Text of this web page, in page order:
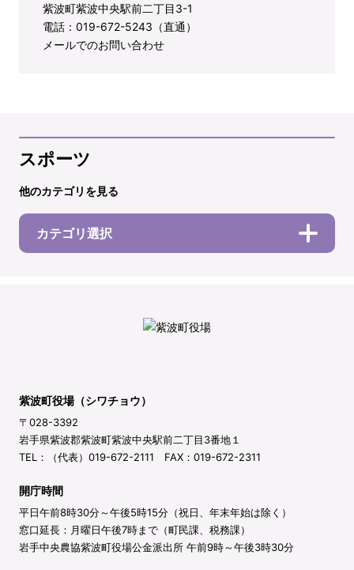
紫波町紫波中央駅前二丁目3-1
電話：019-672-5243（直通）
メールでのお問い合わせ
スポーツ
他のカテゴリを見る
カテゴリ選択
紫波町役場（シワチョウ）
〒028-3392
岩手県紫波郡紫波町紫波中央駅前二丁目3番地１
TEL：（代表）019-672-2111 FAX：019-672-2311
開庁時間
平日午前8時30分～午後5時15分（祝日、年末年始は除く）
窓口延長：月曜日午後7時まで（町民課、税務課）
岩手中央農協紫波町役場公金派出所 午前9時～午後3時30分